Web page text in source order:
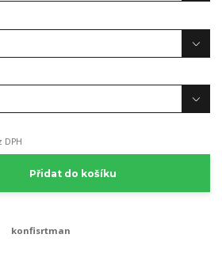
DPH
Přidat do košíku
konfisrtman